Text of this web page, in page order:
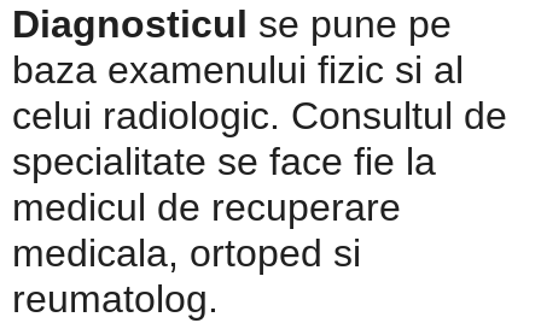
Diagnosticul se pune pe
baza examenului fizic si al
celui radiologic. Consultul de
specialitate se face fie la
medicul de recuperare
medicala, ortoped si
reumatolog.